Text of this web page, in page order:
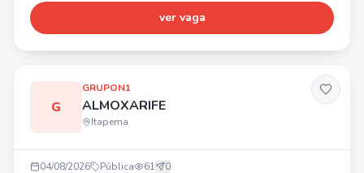
ver vaga
G
GRUPON1
ALMOXARIFE
Itapema
04/08/2026 Pública 61 0